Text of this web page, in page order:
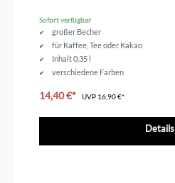
Sofort verfügbar
großer Becher
für Kaffee, Tee oder Kakao
Inhalt 0,35 l
verschiedene Farben
14,40 €* UVP 16,90 €*
Details